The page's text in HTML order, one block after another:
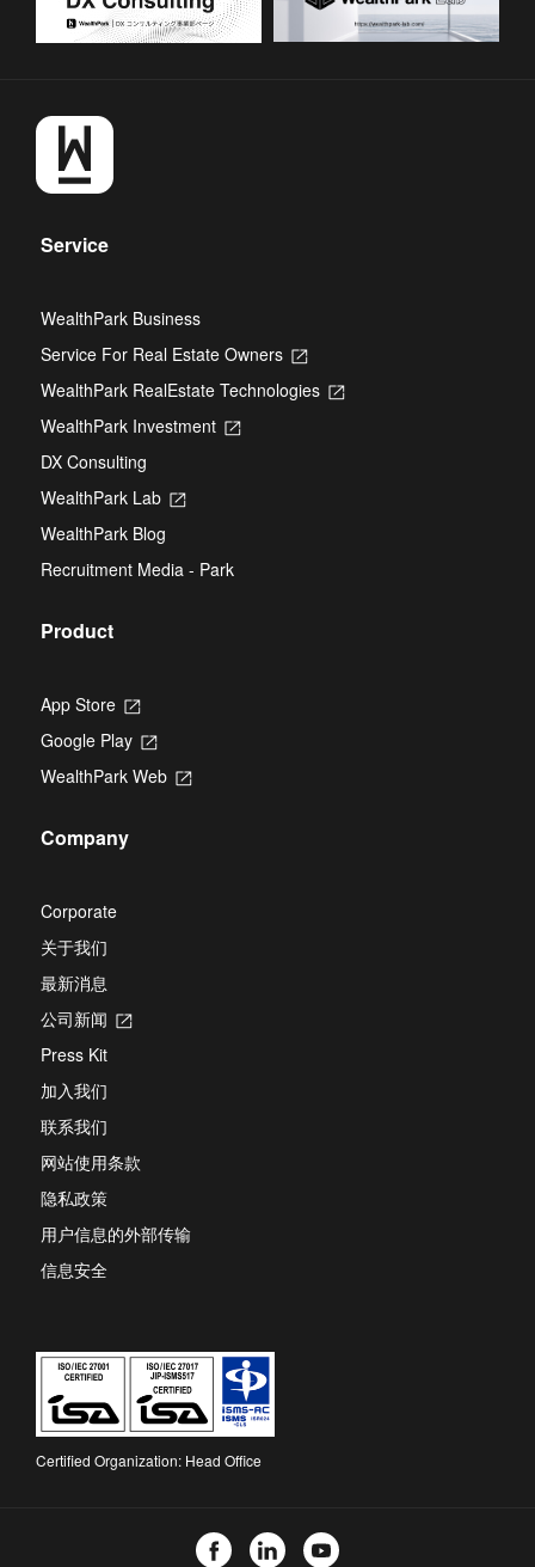
Service
WealthPark Business
Service For Real Estate Owners
Opens
a
WealthPark RealEstate Technologies
Opens
WealthPark Investment
Opens
DX Consulting
WealthPark Lab
Opens
new
tab
WealthPark Blog
Recruitment Media - Park
Product
App Store
Opens
a
new
tab
Google Play
Opens
a
WealthPark Web
Opens
Company
Corporate
关于我们
最新消息
公司新闻
Opens
Press Kit
加入我们
联系我们
网站使用条款
隐私政策
用户信息的外部传输
信息安全
Certified Organization: Head Office